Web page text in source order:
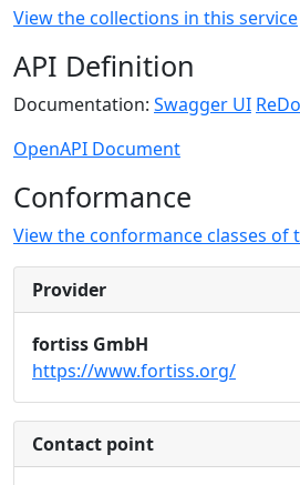
View the collections in this service
API Definition
Documentation: Swagger UI
OpenAPI Document
Conformance
View the conformance classes of
Provider
fortiss GmbH
https://www.fortiss.org/
Contact point